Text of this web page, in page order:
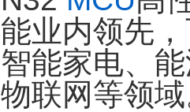
能业内领先
智能家电、
物联网等领